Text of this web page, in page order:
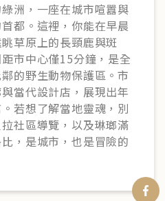
洲，一座在城市喧囂與
都。這裡，你能在早晨
草原上的長頸鹿與斑
市中心僅15分鐘，是全
的野生動物保護區。市
當代設計店，展現出年
若想了解當地靈魂，別
社區導覽，以及琳瑯滿
，是城市，也是冒險的